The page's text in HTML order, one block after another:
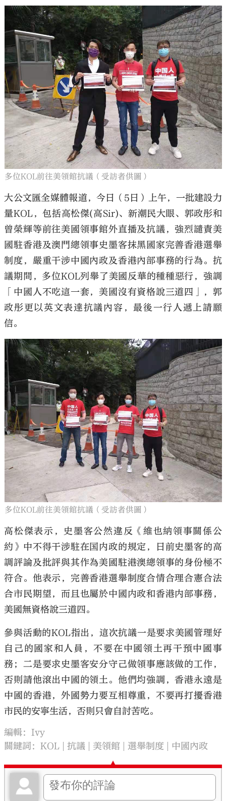
多位KOL前往美領館抗議（受訪者供圖）
大公文匯全媒體報道，今日（5日）上午，一批建設力
量KOL，包括高松傑(高Sir)、新潮民大眼、郭政彤和
曾榮輝等前往美國領事館外直播及抗議，強烈譴責美
國駐香港及澳門總領事史墨客抹黑國家完善香港選舉
制度，嚴重干涉中國內政及香港內部事務的行為。抗
議期間，多位KOL列舉了美國反華的種種惡行，強調
「中國人不吃這一套，美國沒有資格說三道四」，郭
政彤更以英文表達抗議內容，最後一行人遞上請願
信。
多位KOL前往美領館抗議（受訪者供圖）
高松傑表示，史墨客公然違反《維也納領事關係公
約》中不得干涉駐在国内政的規定，日前史墨客的高
調評論及批評與其作為美國駐港澳總領事的身份極不
符合。他表示，完善香港選舉制度合情合理合憲合法
合市民期望，而且也屬於中國内政和香港内部事務，
美國無資格說三道四。
參與活動的KOL指出，這次抗議一是要求美國管理好
自己的國家和人員，不要在中國領土再干預中國事
務；二是要求史墨客安分守己做領事應該做的工作，
否則請他滾出中國的領土。他們均強調，香港永遠是
中國的香港，外國勢力要互相尊重，不要再打擾香港
市民的安寧生活，否則只會自討苦吃。
編輯：Ivy
關鍵詞：KOL 抗議 美領館 選舉制度 中國內政